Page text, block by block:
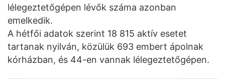
lélegeztetőgépen lévők száma azonban
emelkedik.
A hétfői adatok szerint 18 815 aktív esetet
tartanak nyilván, közülük 693 embert ápolnak
kórházban, és 44-en vannak lélegeztetőgépen.